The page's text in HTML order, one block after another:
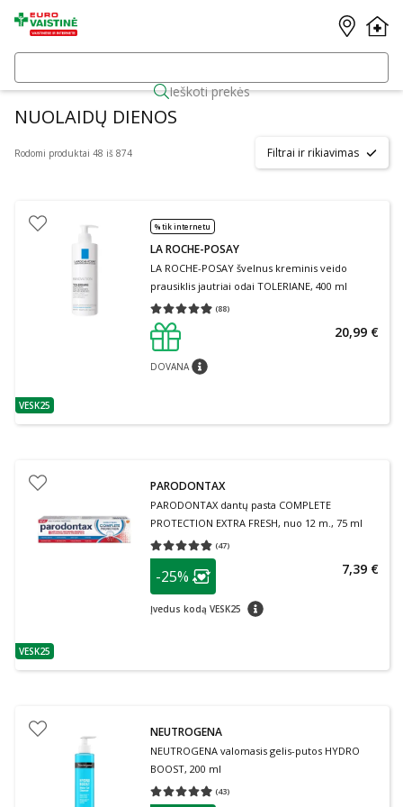
Ieškoti prekės
NUOLAIDŲ DIENOS
Rodomi produktai 48 iš 874 Filtrai ir rikiavimas
patarimas
VESK25
% tik internetu
LA ROCHE-POSAY
LA ROCHE-POSAY švelnus kreminis veido
prausiklis jautriai odai TOLERIANE, 400 ml
(88)
Vidutinis įvertinimas 4.91
DOVANApatarimas
20,99 €
patarimas
VESK25
PARODONTAX
PARODONTAX dantų pasta COMPLETE
PROTECTION EXTRA FRESH, nuo 12 m., 75 ml
(47)
Vidutinis įvertinimas 4.79
patarimas
Lojalumo klubo narių nuolaida
-25%
Įvedus kodą VESK25 patarimas
7,39 €
NEUTROGENA
NEUTROGENA valomasis gelis-putos HYDRO
BOOST, 200 ml
(43)
Vidutinis įvertinimas 4.95